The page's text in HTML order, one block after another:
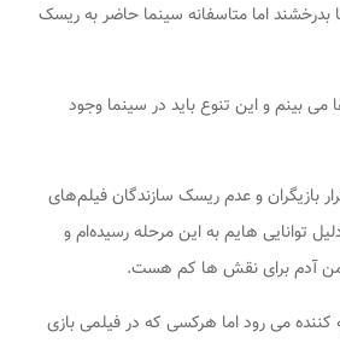
بدرخشند اما متاسفانه سینما حاضر به ریسک
بینم و این تنوع باید در سینما وجود
بازیگران و عدم ریسک سازندگان فیلم‌های
هایم به این مرحله رسیده‌ام و
من آدم برای نقش ها کم هست.
می رود اما هرکسی که در فیلمی بازی